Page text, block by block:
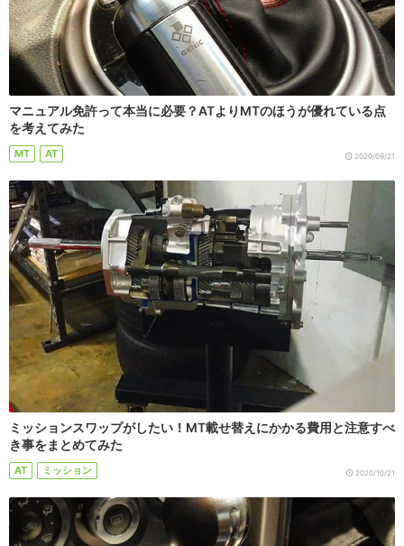
マニュアル免許って本当に必要？ATよりMTのほうが優れている点
を考えてみた
MT AT 2020/09/21
ミッションスワップがしたい！MT載せ替えにかかる費用と注意すべ
き事をまとめてみた
AT ミッション 2020/10/21